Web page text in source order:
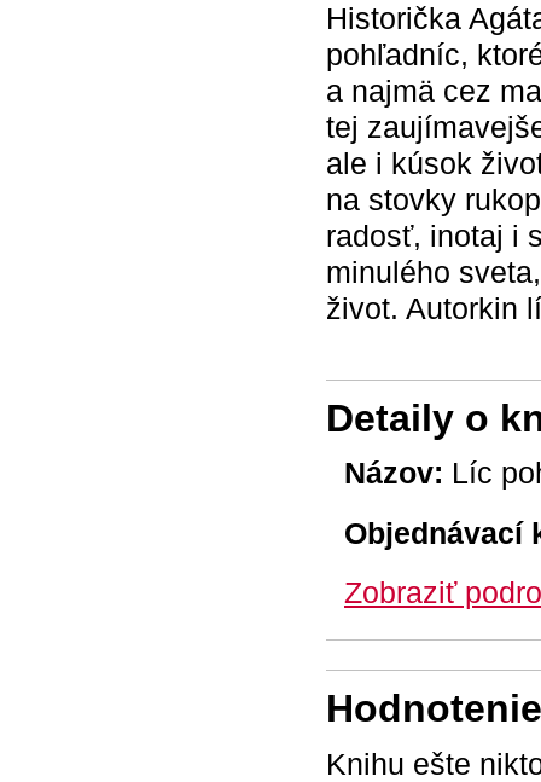
Historička
pohľadníc,
a najmä cez
tej
ale i kúsok
na stovky
radosť, inotaj i
minulého
život. Autorkin
Detaily o
Názov: Líc
Objednávací
Zobraziť
Knihu ešte